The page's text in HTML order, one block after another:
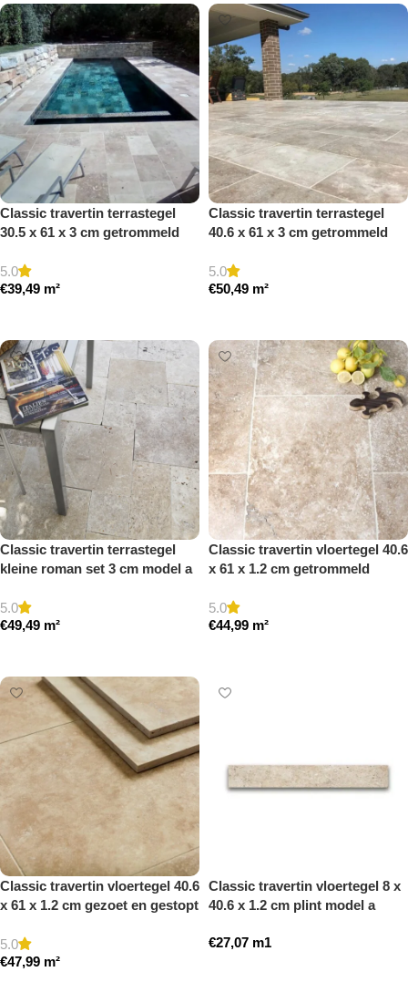
Classic travertin terrastegel
30.5 x 61 x 3 cm getrommeld
5.0
€39,49 m²
Classic travertin terrastegel
40.6 x 61 x 3 cm getrommeld
5.0
€50,49 m²
Classic travertin terrastegel
kleine roman set 3 cm model a
5.0
€49,49 m²
Classic travertin vloertegel 40.6
x 61 x 1.2 cm getrommeld
5.0
€44,99 m²
Classic travertin vloertegel 40.6
x 61 x 1.2 cm gezoet en gestopt
5.0
€47,99 m²
Classic travertin vloertegel 8 x
40.6 x 1.2 cm plint model a
€27,07 m1